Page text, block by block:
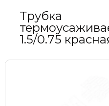
Трубка
1.5/0.75